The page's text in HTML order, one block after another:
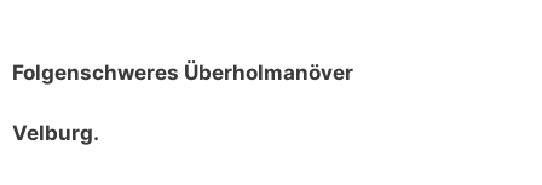
Folgenschweres Überholmanöver
Velburg.